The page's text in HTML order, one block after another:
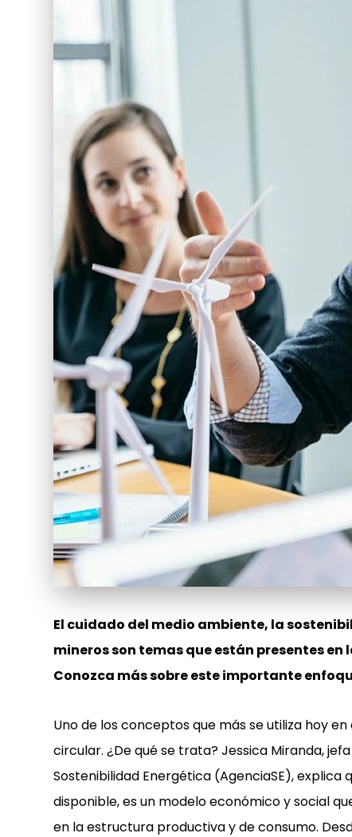
El cuidado del medio ambiente, la
mineros son temas que están presentes
Conozca más sobre este importante
Uno de los conceptos que más se utiliza hoy
circular. ¿De qué se trata? Jessica Miranda,
Sostenibilidad Energética (AgenciaSE),
disponible, es un modelo económico y social
en la estructura productiva y de consumo.